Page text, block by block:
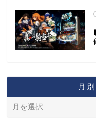
月